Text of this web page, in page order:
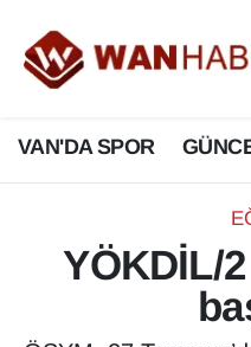
VAN'DA SPOR
YÖKDİL/
3.SAYFA
ASAYİŞ
BİLİM VE
Biyografi
Van Nöbetçi
Van Hava Durumu
Van Namaz Vakitleri
Van Trafik
Süper Lig Puan